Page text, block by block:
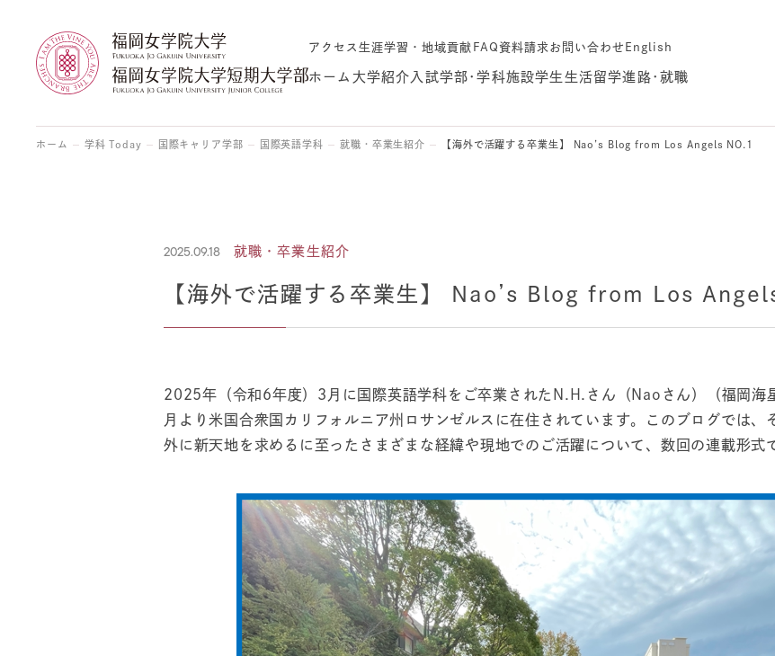
アクセス生涯学習・地域貢献 FAQ資料請求 お問い合わせ English
ホーム 大学紹介 入試学部･学科施設学生生活留学進路･就職
ホーム 学科 Today 国際キャリア学部 国際英語学科 就職・卒業生紹介 【海外で活躍する卒業生】 Nao’s Blog from Los Angels NO.1
2025.09.18 就職・卒業生紹介
【海外で活躍する卒業生】 Nao’s Blog from Los
2025年（令和6年度）3月に国際英語学科をご卒業されたN.H.さん（Naoさん）（福岡海
月より米国合衆国カリフォルニア州ロサンゼルスに在住されています。このブログでは
外に新天地を求めるに至ったさまざまな経緯や現地でのご活躍について、数回の連載形式